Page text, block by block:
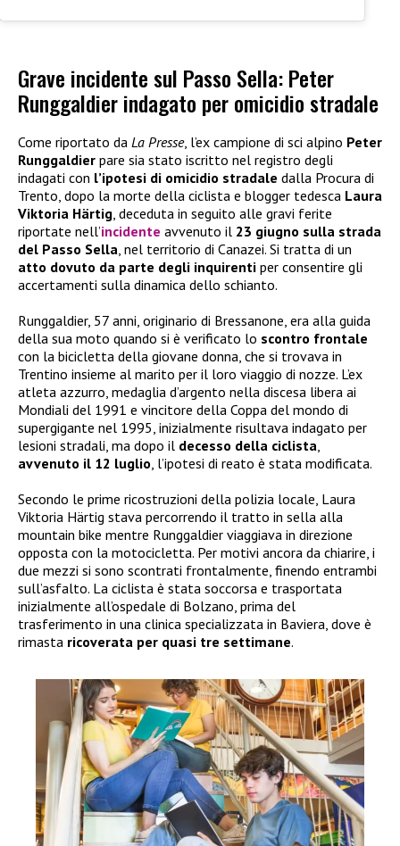
Grave incidente sul Passo Sella: Peter
Runggaldier indagato per omicidio stradale
Come riportato da La Presse, l’ex campione di sci alpino Peter
Runggaldier pare sia stato iscritto nel registro degli
indagati con l’ipotesi di omicidio stradale dalla Procura di
Trento, dopo la morte della ciclista e blogger tedesca Laura
Viktoria Härtig, deceduta in seguito alle gravi ferite
riportate nell’incidente avvenuto il 23 giugno sulla strada
del Passo Sella, nel territorio di Canazei. Si tratta di un
atto dovuto da parte degli inquirenti per consentire gli
accertamenti sulla dinamica dello schianto.
Runggaldier, 57 anni, originario di Bressanone, era alla guida
della sua moto quando si è verificato lo scontro frontale
con la bicicletta della giovane donna, che si trovava in
Trentino insieme al marito per il loro viaggio di nozze. L’ex
atleta azzurro, medaglia d’argento nella discesa libera ai
Mondiali del 1991 e vincitore della Coppa del mondo di
supergigante nel 1995, inizialmente risultava indagato per
lesioni stradali, ma dopo il decesso della ciclista,
avvenuto il 12 luglio, l’ipotesi di reato è stata modificata.
Secondo le prime ricostruzioni della polizia locale, Laura
Viktoria Härtig stava percorrendo il tratto in sella alla
mountain bike mentre Runggaldier viaggiava in direzione
opposta con la motocicletta. Per motivi ancora da chiarire, i
due mezzi si sono scontrati frontalmente, finendo entrambi
sull’asfalto. La ciclista è stata soccorsa e trasportata
inizialmente all’ospedale di Bolzano, prima del
trasferimento in una clinica specializzata in Baviera, dove è
rimasta ricoverata per quasi tre settimane.